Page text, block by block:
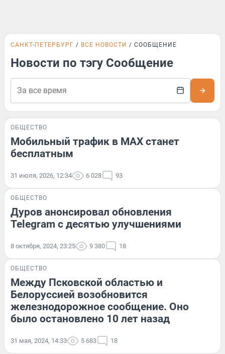
САНКТ-ПЕТЕРБУРГ ВСЕ НОВОСТИ СООБЩЕНИЕ
Новости по тэгу Сообщение
ОБЩЕСТВО
Мобильный трафик в MAX станет
бесплатным
31 июля, 2026, 12:34 6 028 93
ОБЩЕСТВО
Дуров анонсировал обновления
Telegram с десятью улучшениями
8 октября, 2024, 23:25 9 380 18
ОБЩЕСТВО
Между Псковской областью и
Белоруссией возобновится
железнодорожное сообщение. Оно
было остановлено 10 лет назад
31 мая, 2024, 14:33 5 683 18